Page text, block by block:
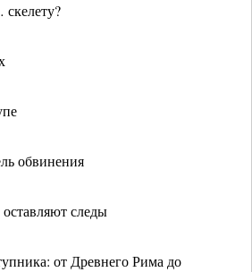
обвинения
следы
от Древнего Рима до